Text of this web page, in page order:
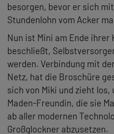
besorgen, bevor er sich
Stundenlohn vom Acker
Nun ist Mini am Ende ihrer
beschließt,
werden. Verbindung mit
Netz, hat die Broschüre
sich von Miki und zieht
Maden-Freundin, die sie
ab aller modernen
Großglockner abzusetzen.